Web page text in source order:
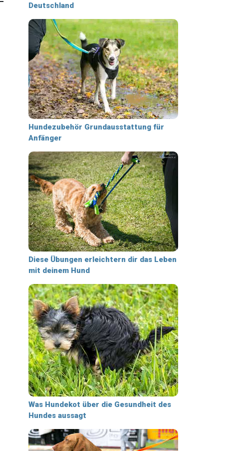
Deutschland
Hundezubehör Grundausstattung für
Anfänger
Diese Übungen erleichtern dir das Leben
mit deinem Hund
Was Hundekot über die Gesundheit des
Hundes aussagt